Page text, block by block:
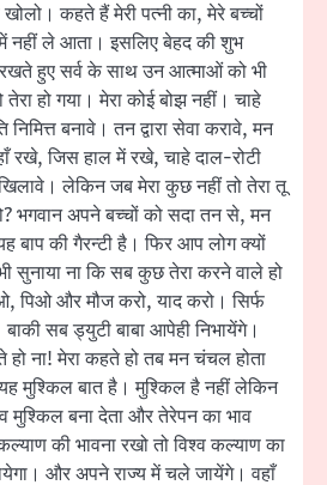
कहते हैं मेरी पत्नी का, मेरे बच्चों
नहीं ले आता। इसलिए बेहद की शुभ
हुए सर्व के साथ उन आत्माओं को भी
हो गया। मेरा कोई बोझ नहीं। चाहे
निमित्त बनावे। तन द्वारा सेवा करावे, मन
रखे, जिस हाल में रखे, चाहे दाल-रोटी
लेकिन जब मेरा कुछ नहीं तो तेरा तू
भगवान अपने बच्चों को सदा तन से, मन
की गैरन्टी है। फिर आप लोग क्यों
सुनाया ना कि सब कुछ तेरा करने वाले हो
पिओ और मौज करो, याद करो। सिर्फ
सब ड्युटी बाबा आपेही निभायेंगे।
ना! मेरा कहते हो तब मन चंचल होता
मुश्किल बात है। मुश्किल है नहीं लेकिन
मुश्किल बना देता और तेरेपन का भाव
की भावना रखो तो विश्व कल्याण का
और अपने राज्य में चले जायेंगे। वहाँ